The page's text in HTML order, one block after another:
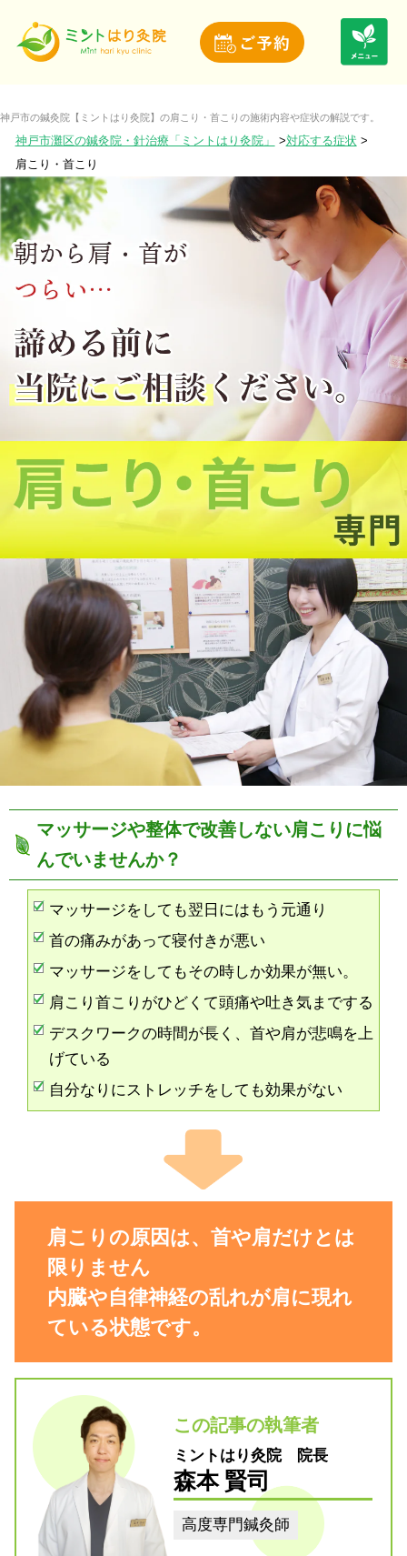
神戸市の鍼灸院【ミントはり灸院】の肩こり・首こりの施術内容や症状の解説です。
神戸市灘区の鍼灸院・針治療「ミントはり灸院」
対応する症状
肩こり・首こり
マッサージや整体で改善しない肩こりに悩
んでいませんか？
マッサージをしても翌日にはもう元通り
首の痛みがあって寝付きが悪い
マッサージをしてもその時しか効果が無い。
肩こり首こりがひどくて頭痛や吐き気までする
デスクワークの時間が長く、首や肩が悲鳴を上
げている
自分なりにストレッチをしても効果がない
肩こりの原因は、首や肩だけとは
限りません
内臓や自律神経の乱れが肩に現れ
ている状態です。
この記事の執筆者
ミントはり灸院 院長
森本 賢司
高度専門鍼灸師